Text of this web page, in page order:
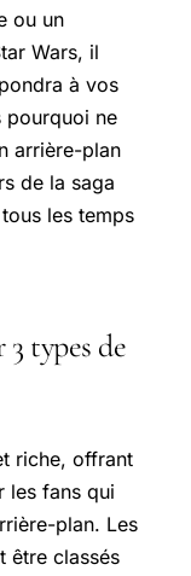
ou un
Wars, il
à vos
pourquoi ne
arrière-plan
de la saga
les temps
3 types de
riche, offrant
les fans qui
plan. Les
être classés